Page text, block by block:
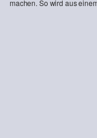
machen. So wird aus